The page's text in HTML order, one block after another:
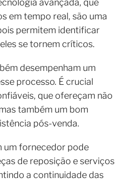
em tempo real, são uma
permitem identificar
se tornem críticos.
desempenham um
processo. É crucial
que ofereçam não
também um bom
pós-venda.
um fornecedor pode
de reposição e serviços
a continuidade das